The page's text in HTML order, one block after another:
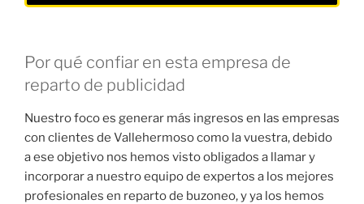
Por qué confiar en esta empresa de
reparto de publicidad
Nuestro foco es generar más ingresos en las empresas
con clientes de Vallehermoso como la vuestra, debido
a ese objetivo nos hemos visto obligados a llamar y
incorporar a nuestro equipo de expertos a los mejores
profesionales en reparto de buzoneo, y ya los hemos